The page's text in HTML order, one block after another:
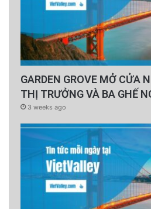
GARDEN GROVE MỞ CỬA
THỊ TRƯỞNG VÀ BA GHẾ
3 weeks ago